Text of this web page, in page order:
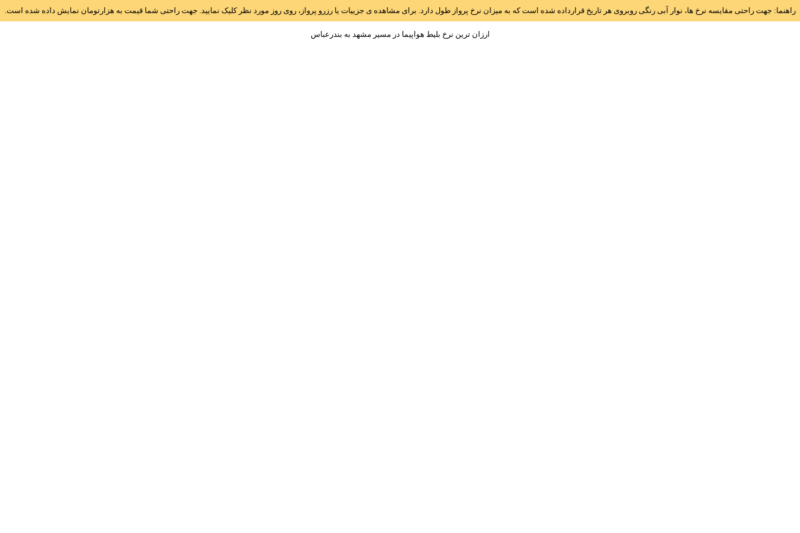
راهنما: جهت راحتی مقایسه نرخ ها، نوار آبی رنگی روبروی هر تاریخ قرارداده شده است که به میزان نرخ پرواز طول دارد. برای مشاهده ی جزییات یا رزرو پرواز، روی روز مورد نظر کلیک نمایید. جهت راحتی شما قیمت به هزارتومان نمایش داده شده است.
ارزان ترین نرخ بلیط هواپیما در مسیر مشهد به بندرعباس